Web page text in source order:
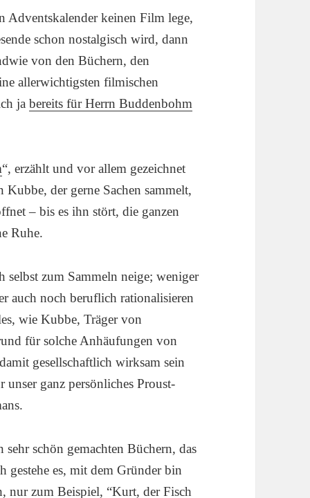
Adventskalender keinen Film lege,
schon nostalgisch wird, dann
von den Büchern, den
allerwichtigsten filmischen
jabereits für Herrn Buddenbohm
“, erzählt und vor allem gezeichnet
der gerne Sachen sammelt,
– bis es ihn stört, die ganzen
Ruhe.
zum Sammeln neige; weniger
auch noch beruflich rationalisieren
wie Kubbe, Träger von
für solche Anhäufungen von
gesellschaftlich wirksam sein
ganz persönliches Proust-
schön gemachten Büchern, das
es, mit dem Gründer bin
nur zum Beispiel, “Kurt, der Fisch